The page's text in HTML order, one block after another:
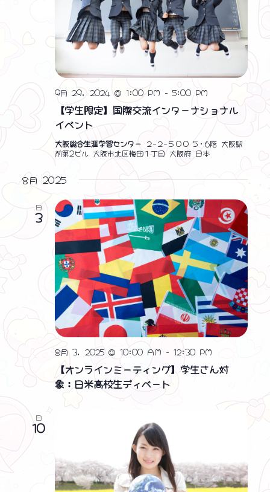
【学生限定】国際交流インターナショナル
イベント
9月 29, 2024 @ 1:00 PM -5:00 PM
大阪総合生涯学習センター ２−２−５００ 5・6階 大阪駅
前第2ビル 大阪市北区梅田１丁目 大阪府 日本
8月 2025
日
3
【オンラインミーティング】学生さん対
象：日米高校生ディベート
8月 3, 2025 @ 10:00 AM -12:30 PM
日
10